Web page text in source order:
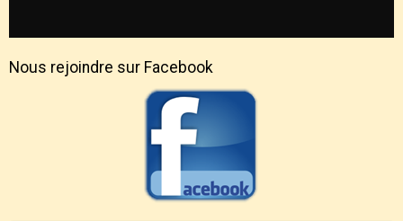
Nous rejoindre sur Facebook